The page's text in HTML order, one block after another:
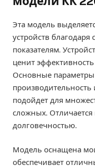
Эта модель
устройств
показателям.
ценит
Основные
подойдет для
сложных.
долговечностью.
Модель оснащена
обеспечивает